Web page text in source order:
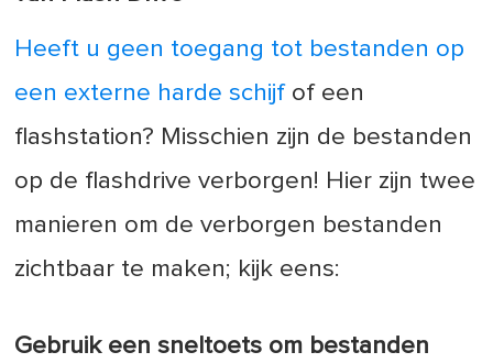
Heeft u geen toegang tot bestanden op
een externe harde schijfof een
flashstation? Misschien zijn de bestanden
op de flashdrive verborgen! Hier zijn twee
manieren om de verborgen bestanden
zichtbaar te maken; kijk eens:
Gebruik een sneltoets om bestanden